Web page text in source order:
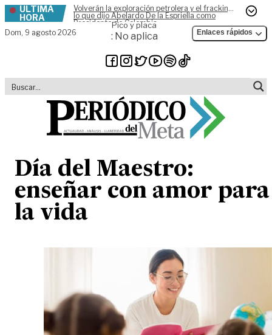
Skip to content
ÚLTIMA
HORA
Volverán la exploración petrolera y el fracking,
lo que dijo Abelardo De la Espriella como
Presidente de Colombia
Dom, 9 agosto 2026
Pico y placa
: No aplica Enlaces rápidos
Día del Maestro:
enseñar con amor para
la vida